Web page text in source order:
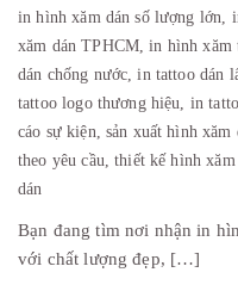
in hình xăm dán số lượng lớn,
xăm dán TPHCM,in hình xăm
dán chống nước,in tattoo dán
tattoo logo thương hiệu, in
cáo sự kiện, sản xuất hình
theo yêu cầu,thiết kế hình xăm
dán
Bạn đang tìm nơi nhận in
với chất lượng đẹp, […]